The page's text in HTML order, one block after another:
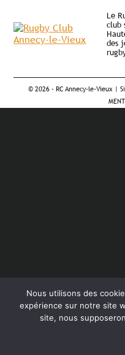
Le
club
des
©2026 - RC Annecy-le-Vieux |
Nous utilisons des
expérience sur notre site
site, nous